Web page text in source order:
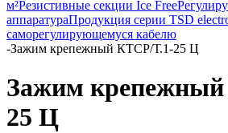
м²Резистивные секции Ice Free
аппаратураПродукция серии TSD
саморегулирующемуся кабелю
-Зажим крепежный КТСР/Т.1-25 Ц
Зажим
25 Ц